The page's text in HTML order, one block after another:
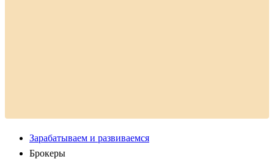
Зарабатываем и развиваемся
Брокеры